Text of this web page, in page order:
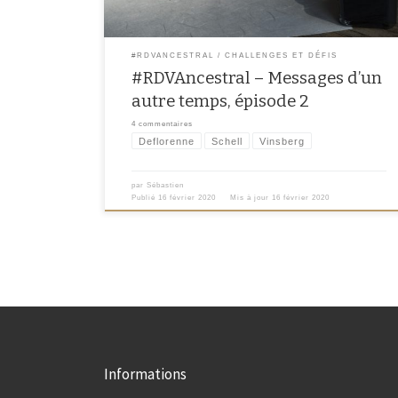
#RDVANCESTRAL CHALLENGES ET DÉFIS
#RDVAncestral – Messages d’un
autre temps, épisode 2
4 commentaires
Deflorenne Schell Vinsberg
parSébastien
Publié 16 février 2020 Mis à jour 16 février 2020
Informations